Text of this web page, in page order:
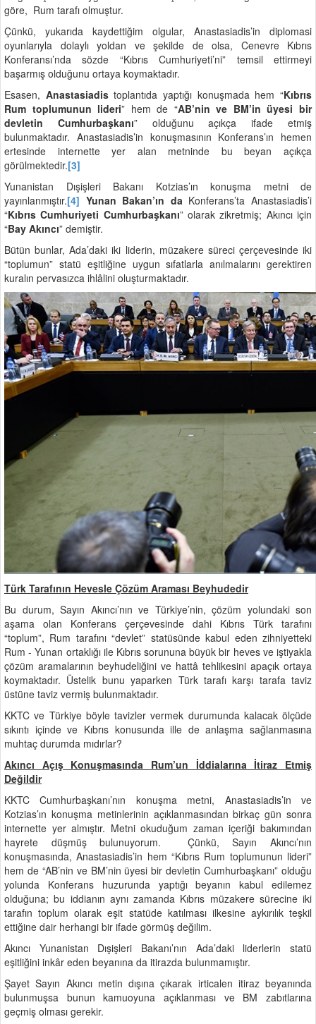
göre, Rum tarafı olmuştur.
Çünkü, yukarıda kaydettiğim olgular, Anastasiadis’in diplomasi
oyunlarıyla dolaylı yoldan ve şekilde de olsa, Cenevre Kıbrıs
Konferansı’nda sözde “Kıbrıs Cumhuriyeti’ni” temsil ettirmeyi
başarmış olduğunu ortaya koymaktadır.
Esasen, Anastasiadistoplantıda yaptığı konuşmada hem “Kıbrıs
Rum toplumunun lideri” hem de “AB’nin ve BM’in üyesi bir
devletin Cumhurbaşkanı” olduğunu açıkça ifade etmiş
bulunmaktadır. Anastasiadis’in konuşmasının Konferans’ın hemen
ertesinde internette yer alan metninde bu beyan açıkça
görülmektedir.[3]
Yunanistan Dışişleri Bakanı Kotzias’ın konuşma metni de
yayınlanmıştır.[4] Yunan Bakan’ın da Konferans’ta Anastasiadis’i
“Kıbrıs Cumhuriyeti Cumhurbaşkanı” olarak zikretmiş; Akıncı için
“Bay Akıncı” demiştir.
Bütün bunlar, Ada’daki iki liderin, müzakere süreci çerçevesinde iki
“toplumun” statü eşitliğine uygun sıfatlarla anılmalarını gerektiren
kuralın pervasızca ihlâlini oluşturmaktadır.
Türk Tarafının Hevesle Çözüm Araması Beyhudedir
Bu durum, Sayın Akıncı’nın ve Türkiye’nin, çözüm yolundaki son
aşama olan Konferans çerçevesinde dahi Kıbrıs Türk tarafını
“toplum”, Rum tarafını “devlet” statüsünde kabul eden zihniyetteki
Rum - Yunan ortaklığı ile Kıbrıs sorununa büyük bir heves ve iştiyakla
çözüm aramalarının beyhudeliğini ve hattâ tehlikesini apaçık ortaya
koymaktadır. Üstelik bunu yaparken Türk tarafı karşı tarafa taviz
üstüne taviz vermiş bulunmaktadır.
KKTC ve Türkiye böyle tavizler vermek durumunda kalacak ölçüde
sıkıntı içinde ve Kıbrıs konusunda ille de anlaşma sağlanmasına
muhtaç durumda mıdırlar?
Akıncı Açış Konuşmasında Rum’un İddialarına İtiraz Etmiş
Değildir
KKTC Cumhurbaşkanı’nın konuşma metni, Anastasiadis’in ve
Kotzias’ın konuşma metinlerinin açıklanmasından birkaç gün sonra
internette yer almıştır. Metni okuduğum zaman içeriği bakımından
hayrete düşmüş bulunuyorum. Çünkü, Sayın Akıncı’nın
konuşmasında, Anastasiadis’in hem “Kıbrıs Rum toplumunun lideri”
hem de “AB’nin ve BM’nin üyesi bir devletin Cumhurbaşkanı” olduğu
yolunda Konferans huzurunda yaptığı beyanın kabul edilemez
olduğuna; bu iddianın aynı zamanda Kıbrıs müzakere sürecine iki
tarafın toplum olarak eşit statüde katılması ilkesine aykırılık teşkil
ettiğine dair herhangi bir ifade görmüş değilim.
Akıncı Yunanistan Dışişleri Bakanı’nın Ada’daki liderlerin statü
eşitliğini inkâr eden beyanına da itirazda bulunmamıştır.
Şayet Sayın Akıncı metin dışına çıkarak irticalen itiraz beyanında
bulunmuşsa bunun kamuoyuna açıklanması ve BM zabıtlarına
geçmiş olması gerekir.